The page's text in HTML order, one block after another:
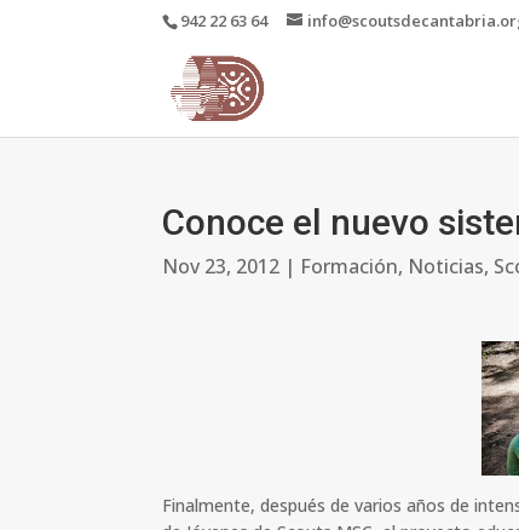
942 22 63 64
Conoce el nuevo
Nov 23, 2012 | Formación, Noticias,
Finalmente, después de varios años de